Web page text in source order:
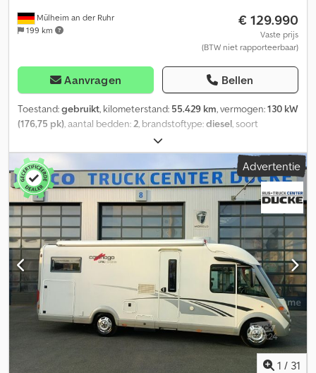
Mülheim an der Ruhr
199 km
€ 129.990
Vaste prijs
(BTW niet rapporteerbaar)
Aanvragen Bellen
Toestand:gebruikt, kilometerstand: 55.429 km, vermogen:130 kW
(176,75 pk), aantal bedden:2, brandstoftype:diesel, soort
, kleur:
07/2019, totale lengte:8.840 mm, totale breedte:2.340 mm,
totale hoogte:3.220 mm, asconfiguratie:3 assen, emissieklasse:
Euro 6, totaalgewicht:5.550 kg, Uitrusting:ABS, airconditioning,
badkamer, centrale vergrendeling, elektronisch
stabiliteitsprogramma (ESP), navigatiesysteem, roetfilter, *
Carthago Chic E-Line I 64 XL QB, luxe uitvoering op Fiat Ducato
2,3 liter Multijet MAXI 180 pk, 8,84 m totale lengte, 4150 kg
leeggewicht - 5550 kg toelaatbaar totaalgewicht, * Queensbed
(200x145 cm), hoekzitgroep met tegenoverliggende bank,
draaibare comfortabele pilotenstoelen, interieur van de cabine in
dezelfde stijl als de leefruimte, volledig lederen bekleding,
originele kastinrichting af fabriek - geen hefbed -?Sky Dream
Comfort? cabine inclusief twee panoramadakramen (in plaats van
een hefbed), * Heki, mini-Heki, dakventilator, combirollo's met
Advertentie
1 / 31